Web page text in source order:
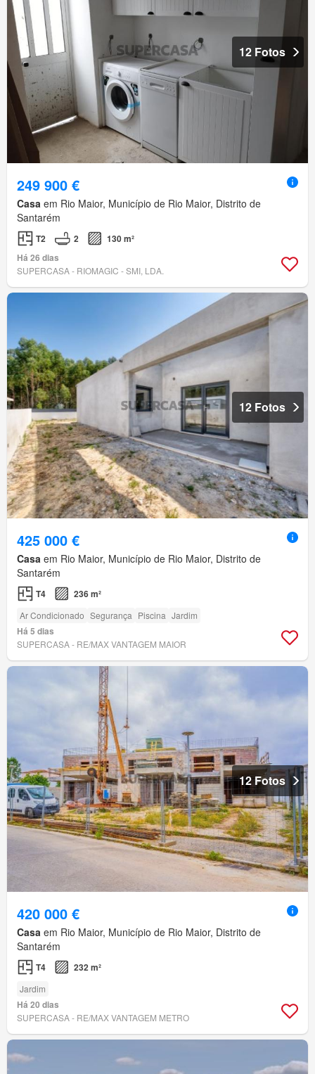
12 Fotos
249 900 €
Casa em Rio Maior, Município de Rio Maior, Distrito de
Santarém
T2 2
130 m²
Há 26 dias
SUPERCASA - RIOMAGIC - SMI, LDA.
12 Fotos
425 000 €
Casa em Rio Maior, Município de Rio Maior, Distrito de
Santarém
T4 236 m²
Ar Condicionado Segurança Piscina Jardim
Há 5 dias
SUPERCASA - RE/MAX VANTAGEM MAIOR
12 Fotos
420 000 €
Casa em Rio Maior, Município de Rio Maior, Distrito de
Santarém
T4 232 m²
Jardim
Há 20 dias
SUPERCASA - RE/MAX VANTAGEM METRO